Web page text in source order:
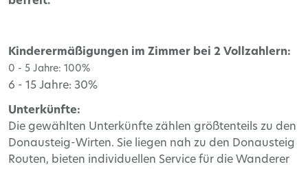
Kinderermäßigungen im Zimmer bei 2 Vollzahlern:
0 - 5 Jahre: 100%
6 - 15 Jahre: 30%
Unterkünfte:
Die gewählten Unterkünfte zählen größtenteils zu den
Donausteig-Wirten. Sie liegen nah zu den Donausteig
Routen, bieten individuellen Service für die Wanderer